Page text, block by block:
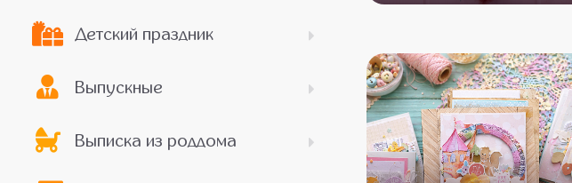
Детский праздник
Выпускные
Выписка из роддома